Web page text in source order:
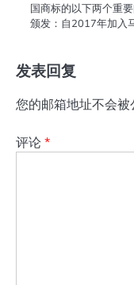
国商标的以下两个重
颁发：自2017年加入
发表回复
您的邮箱地址不会被
评论 *